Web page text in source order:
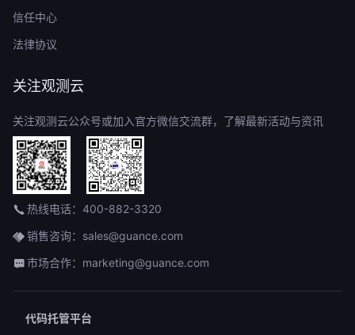
信任中心
法律协议
关注观测云
关注观测云公众号或加入官方微信交流群，了解最新活动与资讯
热线电话：400-882-3320
销售咨询：sales@guance.com
市场合作：marketing@guance.com
代码托管平台